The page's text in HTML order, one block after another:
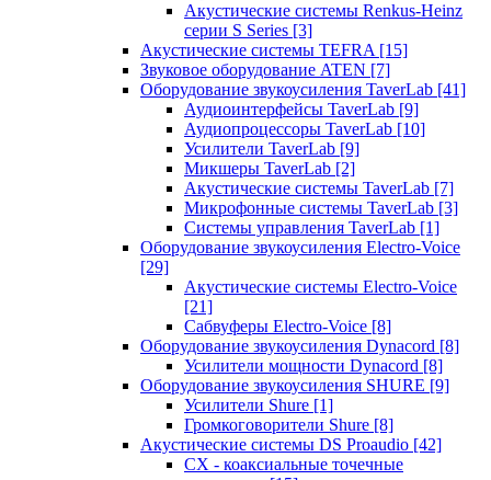
Акустические системы Renkus-Heinz
серии S Series [3]
Акустические системы TEFRA [15]
Звуковое оборудование ATEN [7]
Оборудование звукоусиления TaverLab [41]
Аудиоинтерфейсы TaverLab [9]
Аудиопроцессоры TaverLab [10]
Усилители TaverLab [9]
Микшеры TaverLab [2]
Акустические системы TaverLab [7]
Микрофонные системы TaverLab [3]
Системы управления TaverLab [1]
Оборудование звукоусиления Electro-Voice
[29]
Акустические системы Electro-Voice
[21]
Сабвуферы Electro-Voice [8]
Оборудование звукоусиления Dynacord [8]
Усилители мощности Dynacord [8]
Оборудование звукоусиления SHURE [9]
Усилители Shure [1]
Громкоговорители Shure [8]
Акустические системы DS Proaudio [42]
CX - коаксиальные точечные